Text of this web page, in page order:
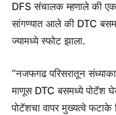
DFS संचालक म्हणाले की
सांगण्यात आले की DTC
ज्यामध्ये स्फोट झाला.
“नजफगढ परिसरातून
माणूस DTC बसमध्ये पोटॅश
पोटॅशचा वापर मुख्यत्वे फटाके